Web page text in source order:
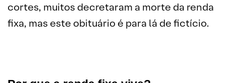
cortes, muitos decretaram a morte da renda
fixa, mas este obituário é para lá de fictício.